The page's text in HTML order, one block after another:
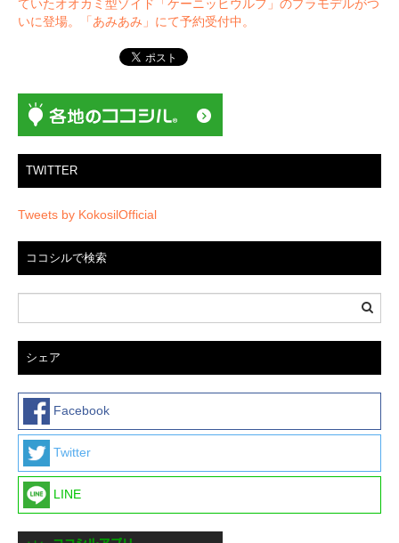
ー
シ
ていたオオカミ型ゾイド「ケーニッヒウルフ」のプラモデルがつ
いに登場。「あみあみ」にて予約受付中。
TWITTER
Tweets by KokosilOfficial
ココシルで検索
シェア
Facebook
Twitter
LINE